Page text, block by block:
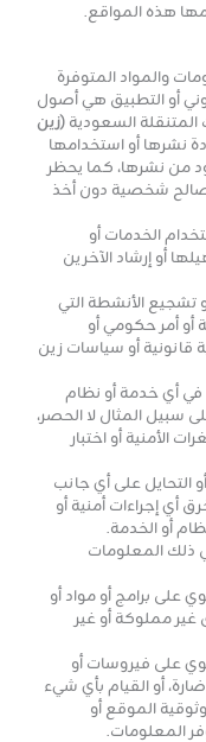
هذه المواقع.
والمواد المتوفرة
أو التطبيق هي أصول
السعودية(زين
نشرها أو استخدامها
من نشرها، كما يحظر
شخصية دون أخذ
الخدمات أو
أو إرشاد الآخرين
تشجيع الأنشطة التي
أو أمر حكومي أو
قانونية أو سياسات زين
في أي خدمة أو نظام
سبيل المثال لا الحصر،
الأمنية أو اختبار
التحايل على أي جانب
أي إجراءات أمنية أو
أو الخدمة.
ذلك المعلومات
على برامج أو مواد أو
غير مملوكة أو غير
على فيروسات أو
ضارة، أو القيام بأي شيء
الموقع أو
المعلومات.